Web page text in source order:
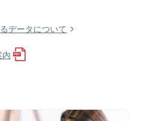
データについて